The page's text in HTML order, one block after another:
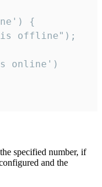
{
offline");
online')
specified number, if
and the